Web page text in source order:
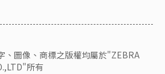
、圖像、商標之版權均屬於"ZEBRA
所有